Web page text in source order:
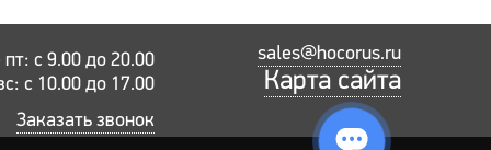
с 9.00 до 20.00
с 10.00 до 17.00
Заказать звонок
sales@hocorus.ru
Карта сайта